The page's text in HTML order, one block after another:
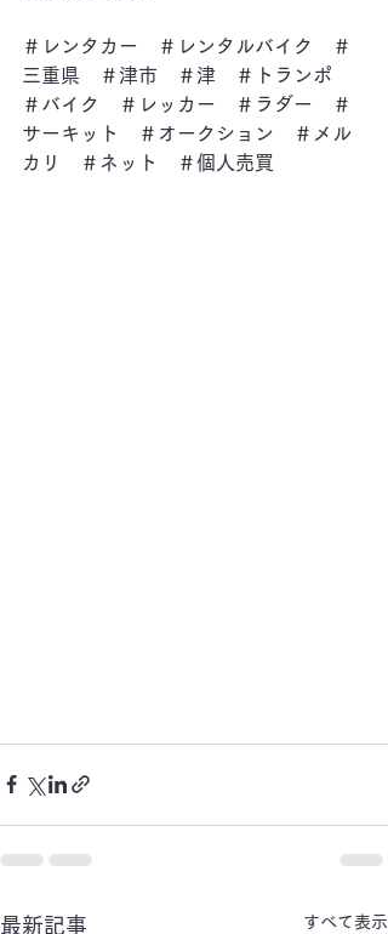
＃レンタカー　＃レンタルバイク　＃
三重県　＃津市　＃津　＃トランポ
＃バイク　＃レッカー　＃ラダー　＃
サーキット　＃オークション　＃メル
カリ　＃ネット　＃個人売買
最新記事 すべて表示